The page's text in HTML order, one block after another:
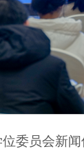
委员会新